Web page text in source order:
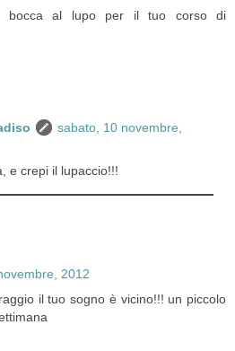
bocca al lupo per il tuo corso di
sabato, 10 novembre,
e crepi il lupaccio!!!
2012
il tuo sogno è vicino!!! un piccolo